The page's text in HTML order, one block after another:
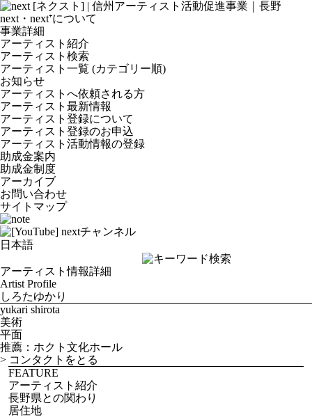
next・next⁺について
事業詳細
アーティスト紹介
アーティスト検索
アーティスト一覧 (カテゴリー順)
お知らせ
アーティストへ依頼される方
アーティスト最新情報
アーティスト登録について
アーティスト登録のお申込
アーティスト活動情報の登録
助成金案内
助成金制度
アーカイブ
お問い合わせ
サイトマップ
アーティスト情報詳細
Artist Profile
しろたゆかり
yukari shirota
美術
平面
推薦：ホクト文化ホール
> コンタクトをとる
FEATURE
アーティスト紹介
長野県との関わり
居住地